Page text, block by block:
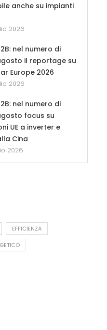
anche su impianti
2026
nel numero di
il reportage su
Europe 2026
2026
nel numero di
focus su
UE a inverter e
Cina
2026
EFFICIENZA